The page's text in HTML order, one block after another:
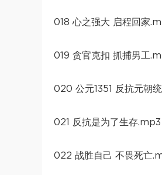
018 心之强大 启程回家
019 贪官克扣 抓捕男工
020 公元1351 反抗元朝
021 反抗是为了生存.mp3
022 战胜自己 不畏死亡